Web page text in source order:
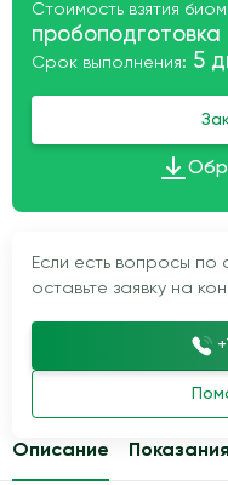
Описание
Стоимость взятия
Срок выполнения: 5
Если есть вопросы по
оставьте заявку на